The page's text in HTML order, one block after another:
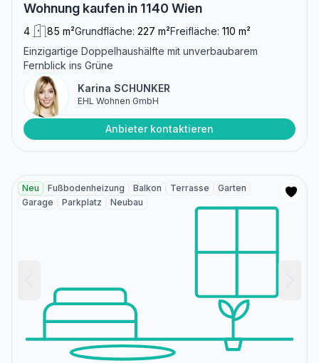
Wohnung kaufen in 1140 Wien
4 85 m²Grundfläche: 227 m²Freifläche: 110 m²
Einzigartige Doppelhaushälfte mit unverbaubarem
Fernblick ins Grüne
Karina SCHUNKER
EHL Wohnen GmbH
Anbieter kontaktieren
Neu Fußbodenheizung Balkon Terrasse
Garten
Garage
Parkplatz Neubau